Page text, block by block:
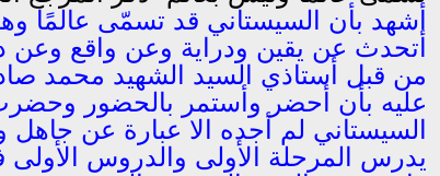
أشهد بأن السيستاني قد تسمّى عالمًا
أتحدث عن يقين ودراية وعن واقع وعن
من قبل أستاذي السيد الشهيد محمد
عليه بأن أحضر وأستمر بالحضور
السيستاني لم أجده الا عبارة عن
يدرس المرحلة الأولى والدروس الأولى